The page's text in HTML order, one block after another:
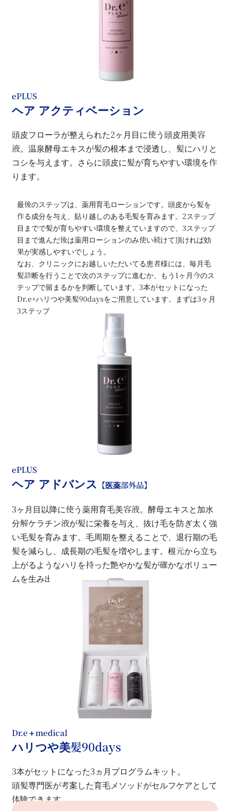
ePLUS
ヘア アクティベーション
頭皮フローラが整えられた2ヶ月目に使う頭皮用美容
液。温泉酵母エキスが髪の根本まで浸透し、髪にハリと
コシを与えます。さらに頭皮に髪が育ちやすい環境を作
ります。
最後のステップは、薬用育毛ローションです。頭皮から髪を
作る成分を与え、貼り越しのある毛髪を育みます。2ステップ
目までで髪が育ちやすい環境を整えていますので、3ステップ
目まで進んだ後は薬用ローションのみ使い続けて頂ければ効
果が実感しやすいでしょう。
なお、クリニックにお越しいただいてる患者様には、毎月毛
髪診断を行うことで次のステップに進むか、もう1ヶ月今のス
テップで留まるかを判断しています。3本がセットになった
Dr.e+ハリつや美髪90daysをご用意しています。まずは3ヶ月
3ステップとも使ってみてください。
ePLUS
ヘア アドバンス 【医薬部外品】
3ヶ月目以降に使う薬用育毛美容液。酵母エキスと加水
分解ケラチン液が髪に栄養を与え、抜け毛を防ぎ太く強
い毛髪を育みます。毛周期を整えることで、退行期の毛
髪を減らし、成長期の毛髪を増やします。根元から立ち
上がるようなハリを持った艶やかな髪が確かなボリュー
ムを生み出します。
Dr.e＋ medical
ハリつや美髪90days
3本がセットになった3ヵ月プログラムキット。
頭髪専門医が考案した育毛メソッドがセルフケアとして
体験できます。